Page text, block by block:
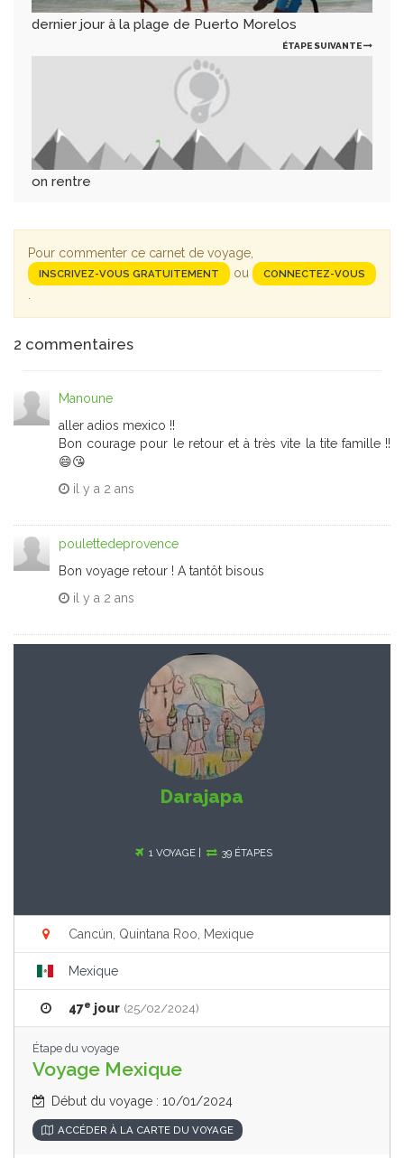
dernier jour à la plage de Puerto Morelos
ÉTAPE SUIVANTE
on rentre
Pour commenter ce carnet de voyage,
INSCRIVEZ-VOUS GRATUITEMENT ou CONNECTEZ-VOUS
2 commentaires
Manoune
aller adios mexico !!
Bon courage pour le retour et à très vite la tite famille !!
😄😘
il y a 2 ans
poulettedeprovence
Bon voyage retour ! A tantôt bisous
il y a 2 ans
Darajapa
1 VOYAGE | 39 ÉTAPES
Cancún, Quintana Roo, Mexique
Mexique
47e jour (25/02/2024)
Étape du voyage
Voyage Mexique
Début du voyage : 10/01/2024
ACCÉDER À LA CARTE DU VOYAGE